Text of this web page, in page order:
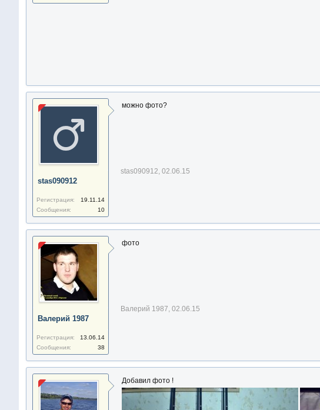
stas090912
Регистрация:
19.11.14
Сообщения:
10
можно фото?
stas090912, 02.06.15
Валерий 1987
Регистрация:
13.06.14
Сообщения:
38
фото
Валерий 1987, 02.06.15
Добавил фото !